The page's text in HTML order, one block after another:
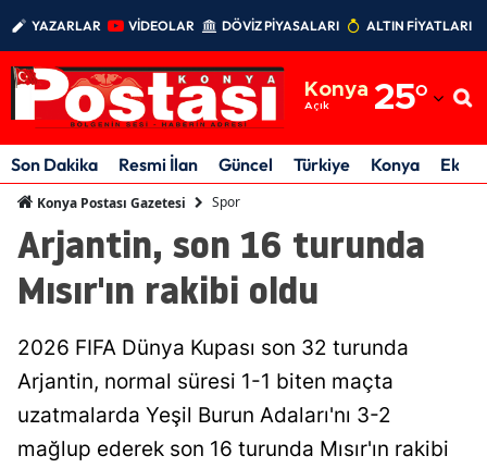
YAZARLAR VİDEOLAR DÖVİZ PİYASALARI ALTIN FİYATLARI
Konya
Açık 25°
Adıyaman
Afyonkarahisar
Amasya
Artvin
Aydın
Son Dakika Resmi İlan Güncel Türkiye Konya
Konya Postası Gazetesi Spor
Arjantin, son 16 turunda
Mısır'ın rakibi oldu
2026 FIFA Dünya Kupası son 32 turunda
Arjantin, normal süresi 1-1 biten maçta
uzatmalarda Yeşil Burun Adaları'nı 3-2
mağlup ederek son 16 turunda Mısır'ın rakibi